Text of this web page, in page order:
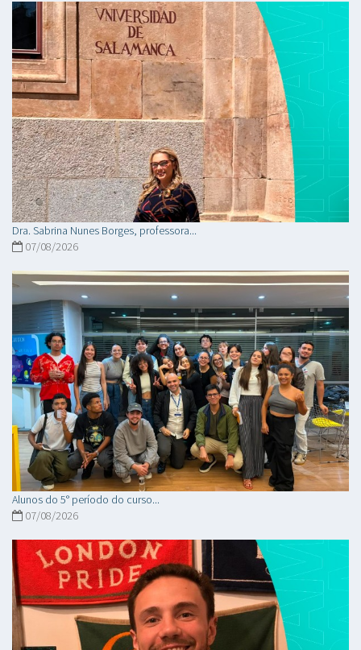
Dra. Sabrina Nunes Borges, professora...
07/08/2026
Alunos do 5° período do curso...
07/08/2026